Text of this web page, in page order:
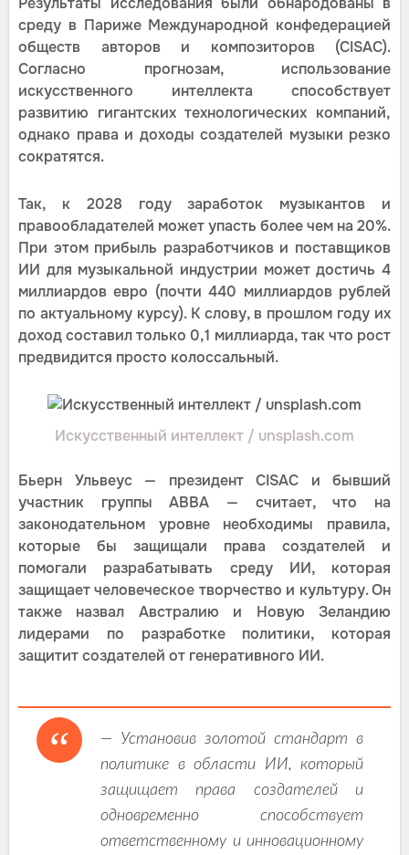
среду в Париже Международной конфедерацией
обществ авторов и композиторов (CISAC).
Согласно прогнозам, использование
искусственного интеллекта способствует
развитию гигантских технологических компаний,
однако права и доходы создателей музыки резко
сократятся.
Так, к 2028 году заработок музыкантов и
правообладателей может упасть более чем на 20%.
При этом прибыль разработчиков и поставщиков
ИИ для музыкальной индустрии может достичь 4
миллиардов евро (почти 440 миллиардов рублей
по актуальному курсу). К слову, в прошлом году их
доход составил только 0,1 миллиарда, так что рост
предвидится просто колоссальный.
Искусственный интеллект / unsplash.com
Бьерн Ульвеус — президент CISAC и бывший
участник группы ABBA — считает, что на
законодательном уровне необходимы правила,
которые бы защищали права создателей и
помогали разрабатывать среду ИИ, которая
защищает человеческое творчество и культуру. Он
также назвал Австралию и Новую Зеландию
лидерами по разработке политики, которая
защитит создателей от генеративного ИИ.
— Установив золотой стандарт в
политике в области ИИ, который
защищает права создателей и
одновременно способствует
ответственному и инновационному